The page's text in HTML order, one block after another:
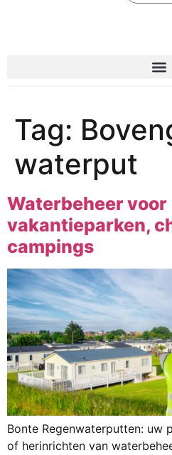
Tag:
waterput
Waterbeheer voor
vakantieparken,
campings
Bonte Regenwaterputten: uw
of herinrichten van